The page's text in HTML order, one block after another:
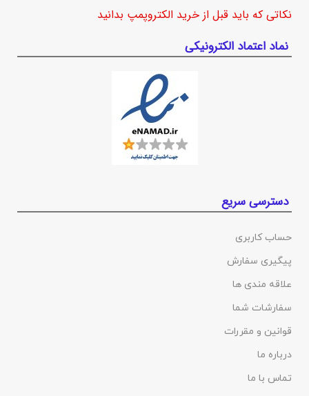
نکاتی که باید قبل از خرید الکتروپمپ بدانید
نماد اعتماد الکترونیکی
دسترسی سریع
حساب کاربری
پیگیری سفارش
علاقه مندی ها
سفارشات شما
قوانین و مقررات
درباره ما
تماس با ما